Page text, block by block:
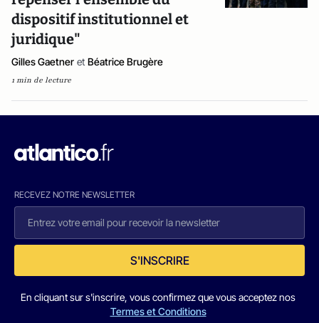
dispositif institutionnel et
juridique"
Gilles Gaetner et Béatrice Brugère
1 min de lecture
RECEVEZ NOTRE NEWSLETTER
S'INSCRIRE
En cliquant sur s'inscrire, vous confirmez que vous acceptez nos
Termes et Conditions